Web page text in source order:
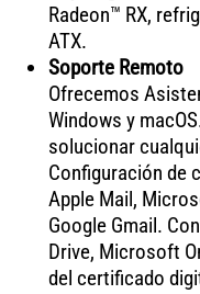
Radeon™ RX,
ATX.
Soporte Remoto
Ofrecemos
Windows y
solucionar
Configuración de
Apple Mail,
Google Gmail.
Drive, Microsoft
del certificado